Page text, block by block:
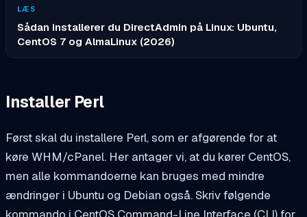
LÆS
Sådan installerer du DirectAdmin på Linux: Ubuntu,
CentOS 7 og AlmaLinux (2026)
Installer Perl
Først skal du installere Perl, som er afgørende for at
køre WHM/cPanel. Her antager vi, at du kører CentOS,
men alle kommandoerne kan bruges med mindre
ændringer i Ubuntu og Debian også. Skriv følgende